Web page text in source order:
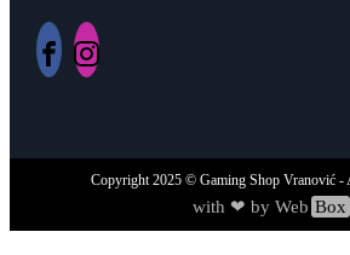
Copyright2025© Gaming Shop Vranović -
with ❤ by Web Box